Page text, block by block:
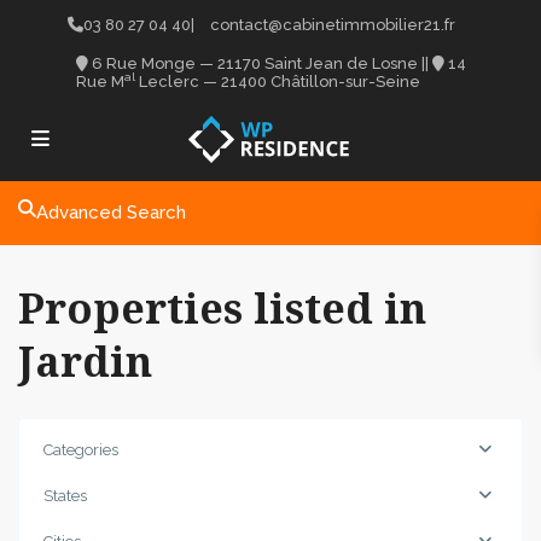
03 80 27 04 40| contact@cabinetimmobilier21.fr
6 Rue Monge — 21170 Saint Jean de Losne
14
Rue Mal Leclerc — 21400 Châtillon-sur-Seine
Advanced Search
Properties listed in
Jardin
Categories
States